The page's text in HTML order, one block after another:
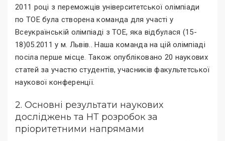
2011 році з переможців університетської олімпіади
по ТОЕ була створена команда для участі у
Всеукраїнській олімпіаді з ТОЕ, яка відбулася (15-
18)05.2011 у м. Львів.. Наша команда на цій олімпіаді
посіла перше місце. Також опубліковано 20 наукових
статей за участю студентів, учасників факультетської
наукової конференції.
2. Основні результати наукових
досліджень та НТ розробок за
пріоритетними напрямами